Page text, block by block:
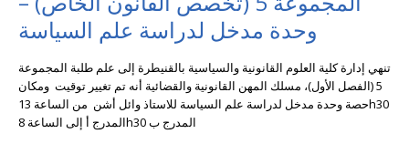
وحدة مدخل لدراسة علم السياسة
تنهي إدارة كلية العلوم القانونية والسياسية بالقنيطرة إلى علم طلبة المجموعة
5 (الفصل الأول)، مسلك المهن القانونية والقضائية أنه تم تغيير توقيت ومكان
حصة وحدة مدخل لدراسة علم السياسة للاستاذ وائل أشن من الساعة 13h30